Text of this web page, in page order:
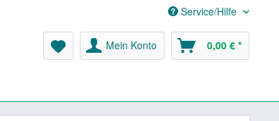
Service/Hilfe
Mein Konto 0,00 € *